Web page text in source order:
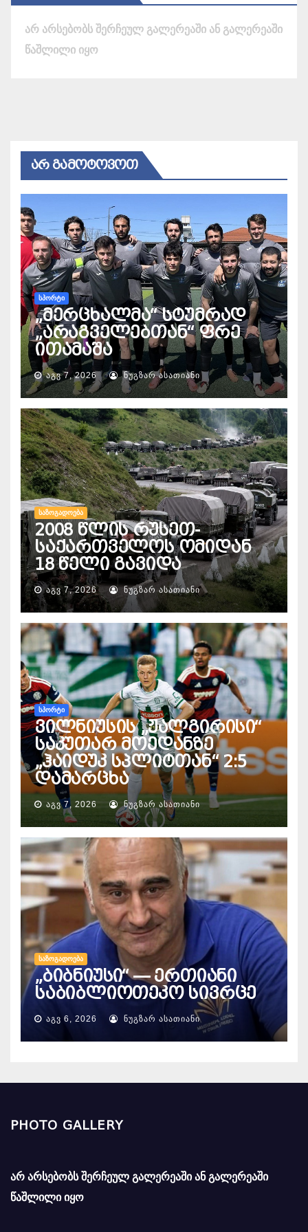
არ არსებობს შერჩეულ გალერეაში ან გალერეაში
წაშლილი იყო
ᲐᲠ ᲒᲐᲛᲝᲢᲝᲕᲝᲗ
ᲡᲞᲝᲠᲢᲘ
„მერცხალმა“ სტუმრად
„არაგველებთან“ ფრე
ითამაშა
ᲐᲒᲕ 7, 2026 ᲜᲣᲒᲖᲐᲠ ᲐᲡᲐᲗᲘᲐᲜᲘ
ᲡᲐᲖᲝᲒᲐᲓᲝᲔᲑᲐ
2008 წლის რუსეთ-
საქართველოს ომიდან
18 წელი გავიდა
ᲐᲒᲕ 7, 2026 ᲜᲣᲒᲖᲐᲠ ᲐᲡᲐᲗᲘᲐᲜᲘ
ᲡᲞᲝᲠᲢᲘ
ვილნიუსის „ჟალგირისი“
საკუთარ მოედანზე
„ჰაიდუკ სპლიტთან“ 2:5
დამარცხა
ᲐᲒᲕ 7, 2026 ᲜᲣᲒᲖᲐᲠ ᲐᲡᲐᲗᲘᲐᲜᲘ
ᲡᲐᲖᲝᲒᲐᲓᲝᲔᲑᲐ
„ბიბნიუსი“ — ერთიანი
საბიბლიოთეკო სივრცე
ᲐᲒᲕ 6, 2026 ᲜᲣᲒᲖᲐᲠ ᲐᲡᲐᲗᲘᲐᲜᲘ
PHOTO GALLERY
არ არსებობს შერჩეულ გალერეაში ან გალერეაში
წაშლილი იყო